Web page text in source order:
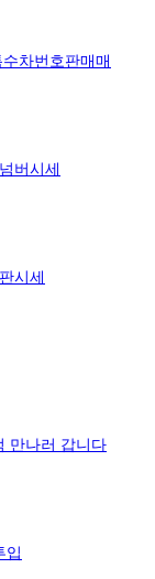
차번호판매매
버시세
시세
만나러 갑니다
입